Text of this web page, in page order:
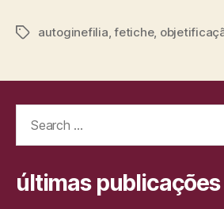
Tagsautoginefilia,fetiche,
últimas publicações